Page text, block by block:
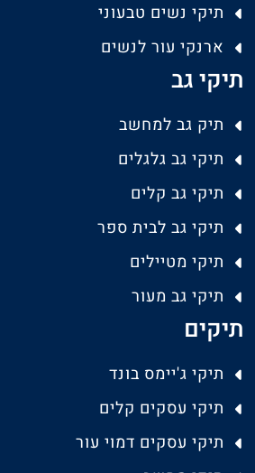
תיקי נשים טבעוני
ארנקי עור לנשים
תיקי גב
תיק גב למחשב
תיקי גב גלגלים
תיקי גב קלים
תיקי גב לבית ספר
תיקי מטיילים
תיקי גב מעור
תיקים
תיקי ג'יימס בונד
תיקי עסקים קלים
תיקי עסקים דמוי עור